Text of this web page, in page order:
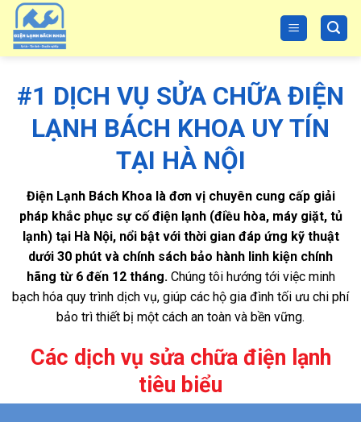
Skip
content
#1 DỊCH VỤ SỬA CHỮA ĐIỆN
LẠNH BÁCH KHOA UY TÍN
TẠI HÀ NỘI
Điện Lạnh Bách Khoa là đơn vị chuyên cung cấp giải
pháp khắc phục sự cố điện lạnh (điều hòa, máy giặt, tủ
lạnh) tại Hà Nội, nổi bật với thời gian đáp ứng kỹ thuật
dưới 30 phút và chính sách bảo hành linh kiện chính
hãng từ 6 đến 12 tháng.Chúng tôi hướng tới việc minh
bạch hóa quy trình dịch vụ, giúp các hộ gia đình tối ưu chi phí
bảo trì thiết bị một cách an toàn và bền vững.
Các dịch vụ sửa chữa điện lạnh
tiêu biểu